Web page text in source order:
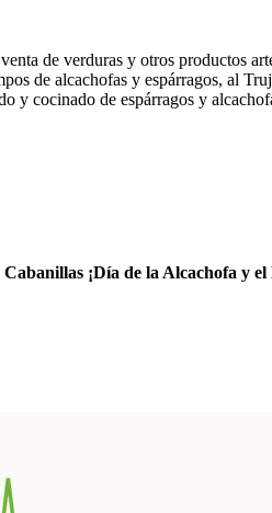
de verduras y otros productos
de alcachofas y espárragos, al
y cocinado de espárragos y
¡Día de la Alcachofa y